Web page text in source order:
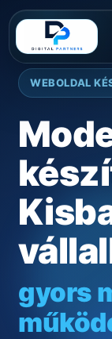
WEBOLDAL
gyors